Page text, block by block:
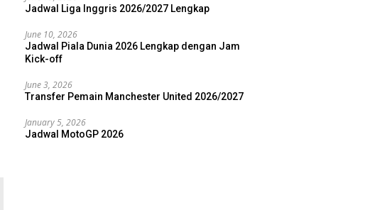
Jadwal Liga Inggris 2026/2027 Lengkap
June 10, 2026
Jadwal Piala Dunia 2026 Lengkap dengan Jam
Kick-off
June 3, 2026
Transfer Pemain Manchester United 2026/2027
January 5, 2026
Jadwal MotoGP 2026